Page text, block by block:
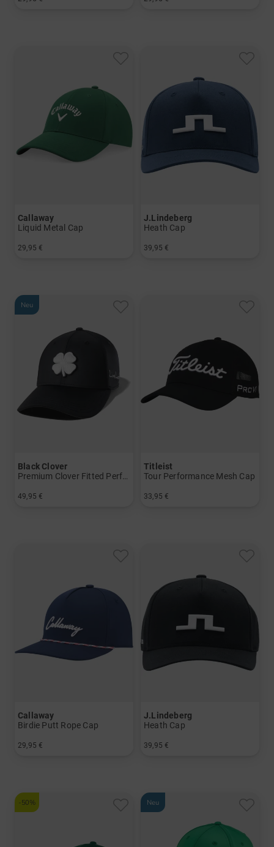
Callaway
Liquid Metal Cap
29,95 €
J.Lindeberg
Heath Cap
39,95 €
Neu
Black Clover
Premium Clover Fitted Performance Cap
49,95 €
Titleist
Tour Performance Mesh Cap
33,95 €
Callaway
Birdie Putt Rope Cap
29,95 €
J.Lindeberg
Heath Cap
39,95 €
-50% Neu